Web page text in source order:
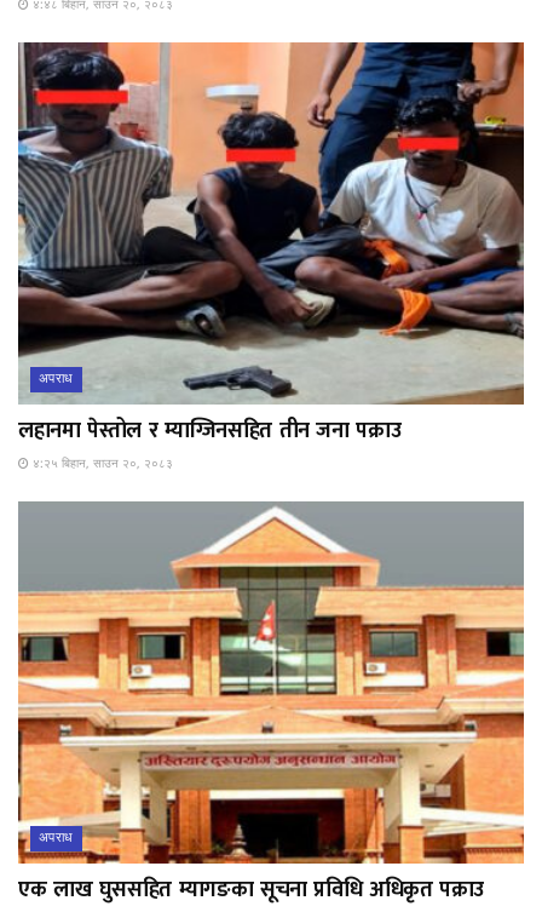
४:४८ बिहान, साउन २०, २०८३
अपराध
लहानमा पेस्तोल र म्याग्जिनसहित तीन जना पक्राउ
४:२५ बिहान, साउन २०, २०८३
अपराध
एक लाख घुससहित म्यागङका सूचना प्रविधि अधिकृत पक्राउ